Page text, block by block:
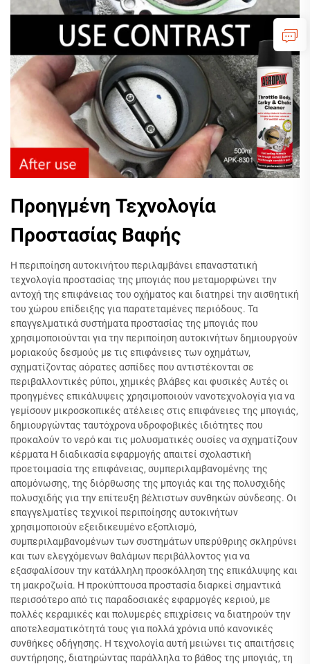
Προηγμένη Τεχνολογία
Προστασίας Βαφής
Η περιποίηση αυτοκινήτου περιλαμβάνει επαναστατική
τεχνολογία προστασίας της μπογιάς που μεταμορφώνει την
αντοχή της επιφάνειας του οχήματος και διατηρεί την αισθητική
του χώρου επίδειξης για παρατεταμένες περιόδους. Τα
επαγγελματικά συστήματα προστασίας της μπογιάς που
χρησιμοποιούνται για την περιποίηση αυτοκινήτων δημιουργούν
μοριακούς δεσμούς με τις επιφάνειες των οχημάτων,
σχηματίζοντας αόρατες ασπίδες που αντιστέκονται σε
περιβαλλοντικές ρύποι, χημικές βλάβες και φυσικές Αυτές οι
προηγμένες επικάλυψεις χρησιμοποιούν νανοτεχνολογία για να
γεμίσουν μικροσκοπικές ατέλειες στις επιφάνειες της μπογιάς,
δημιουργώντας ταυτόχρονα υδροφοβικές ιδιότητες που
προκαλούν το νερό και τις μολυσματικές ουσίες να σχηματίζουν
κέρματα Η διαδικασία εφαρμογής απαιτεί σχολαστική
προετοιμασία της επιφάνειας, συμπεριλαμβανομένης της
απομόνωσης, της διόρθωσης της μπογιάς και της πολυσχιδής
πολυσχιδής για την επίτευξη βέλτιστων συνθηκών σύνδεσης. Οι
επαγγελματίες τεχνικοί περιποίησης αυτοκινήτων
χρησιμοποιούν εξειδικευμένο εξοπλισμό,
συμπεριλαμβανομένων των συστημάτων υπερύθριης σκληρύνει
και των ελεγχόμενων θαλάμων περιβάλλοντος για να
εξασφαλίσουν την κατάλληλη προσκόλληση της επικάλυψης και
τη μακροζωία. Η προκύπτουσα προστασία διαρκεί σημαντικά
περισσότερο από τις παραδοσιακές εφαρμογές κεριού, με
πολλές κεραμικές και πολυμερές επιχρίσεις να διατηρούν την
αποτελεσματικότητά τους για πολλά χρόνια υπό κανονικές
συνθήκες οδήγησης. Η τεχνολογία αυτή μειώνει τις απαιτήσεις
συντήρησης, διατηρώντας παράλληλα το βάθος της μπογιάς, τη